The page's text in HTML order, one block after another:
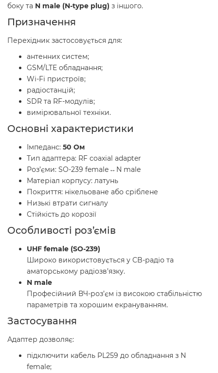
боку та N male (N-type plug) з іншого.
Призначення
Перехідник застосовується для:
антенних систем;
GSM/LTE обладнання;
Wi-Fi пристроїв;
радіостанцій;
SDR та RF-модулів;
вимірювальної техніки.
Основні характеристики
Імпеданс: 50 Ом
Тип адаптера: RF coaxial adapter
Роз’єми: SO-239 female ↔ N male
Матеріал корпусу: латунь
Покриття: нікельоване або сріблене
Низькі втрати сигналу
Стійкість до корозії
Особливості роз’ємів
UHF female (SO-239)
Широко використовується у CB-радіо та
аматорському радіозв’язку.
N male
Професійний ВЧ-роз’єм із високою стабільністю
параметрів та хорошим екрануванням.
Застосування
Адаптер дозволяє:
підключити кабель PL259 до обладнання з N
female;